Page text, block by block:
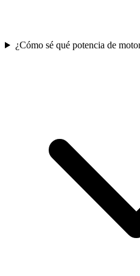
¿Cómo sé qué potencia de